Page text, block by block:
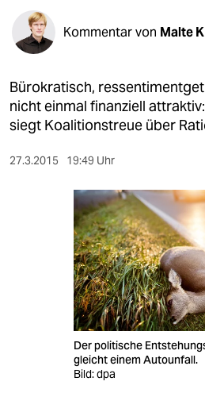
öko
gesellschaft
kultur
sport
berlin
wahrheit
veranstaltungen
Kommentar von Malte
Bürokratisch,
nicht einmal finanziell
siegt Koalitionstreue über
27.3.2015 19:49 Uhr
Der politische
gleicht einem Autounfall.
Bild: dpa